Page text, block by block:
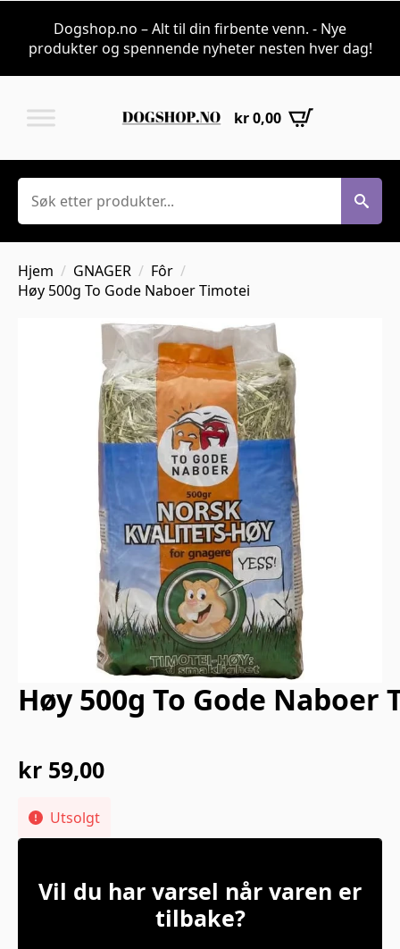
Dogshop.no – Alt til din firbente venn. - Nye
produkter og spennende nyheter nesten hver dag!
kr0,00
Søk
Hjem GNAGER
Fôr
Høy 500g To Gode Naboer Timotei
Høy 500g To Gode Naboer
kr 59,00
Utsolgt
Vil du har varsel når varen er
tilbake?